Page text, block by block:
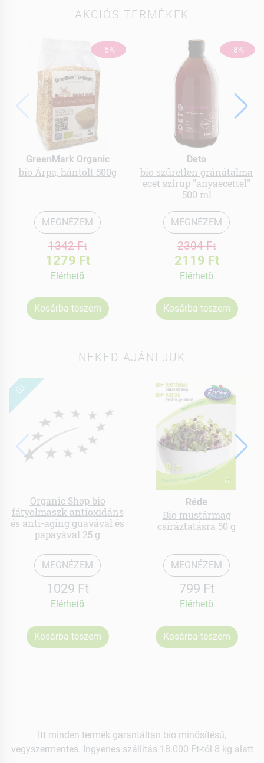
AKCIÓS TERMÉKEK
-5%
GreenMark Organic
bio Árpa, hántolt 500g
MEGNÉZEM
1342 Ft
1279 Ft
Elérhetõ
Kosárba teszem
-8%
Deto
bio szűretlen gránátalma
ecet szirup "anyaecettel"
500 ml
MEGNÉZEM
2304 Ft
2119 Ft
Elérhetõ
Kosárba teszem
NEKED AJÁNLJUK
ÚJ
Organic Shop bio
fátyolmaszk antioxidáns
és anti-aging guavával és
papayával 25 g
MEGNÉZEM
1029 Ft
Elérhetõ
Kosárba teszem
Réde
Bio mustármag
csíráztatásra 50 g
MEGNÉZEM
799 Ft
Elérhetõ
Kosárba teszem
Itt minden termék garantáltan bio minősítésű,
vegyszermentes. Ingyenes szállítás 18.000 Ft-tól 8 kg alatt